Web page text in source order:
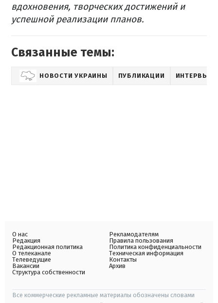
вдохновения, творческих достижений и
успешной реализации планов.
Связанные темы:
НОВОСТИ УКРАИНЫ ПУБЛИКАЦИИ ИНТЕРВЬЮ
О нас
Редакция
Редакционная политика
О телеканале
Телеведущие
Вакансии
Структура собственности
Рекламодателям
Правила пользования
Политика конфиденциальности
Техническая информация
Контакты
Архив
Все коммерческие рекламные материалы обозначены словами